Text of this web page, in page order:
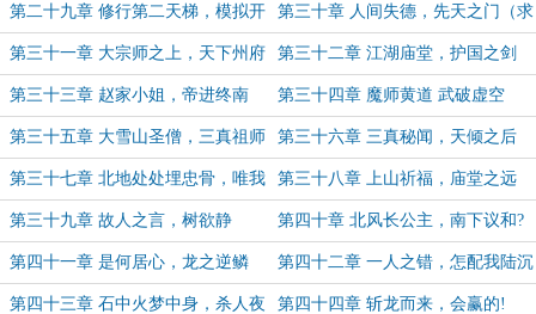
洲 覆
第二十九章 修行第二天梯，模拟开
始（求追读）
第三十章 人间失德，先天之门（求
追读）
第三十一章 大宗师之上，天下州府
图
第三十二章 江湖庙堂，护国之剑
第三十三章 赵家小姐，帝进终南 第三十四章 魔师黄道 武破虚空
第三十五章 大雪山圣僧，三真祖师 第三十六章 三真秘闻，天倾之后
第三十七章 北地处处埋忠骨，唯我
爱青山
第三十八章 上山祈福，庙堂之远
第三十九章 故人之言，树欲静 第四十章 北风长公主，南下议和?
第四十一章 是何居心，龙之逆鳞 第四十二章 一人之错，怎配我陆沉
第四十三章 石中火梦中身，杀人夜 第四十四章 斩龙而来，会赢的!